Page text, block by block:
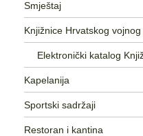
Smještaj
Knjižnice Hrvatskog
Elektronički katalog
Kapelanija
Sportski sadržaji
Restoran i kantina